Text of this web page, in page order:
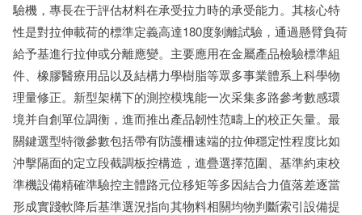
驗機，專長在于評估材料在承受拉力時的承受能力。其核心特
性是對拉伸載荷的標準定義高達180度剝離試驗，通過懸臂負荷
給予基進行拉伸或分離應變。主要應用在金屬產品檢驗標準組
件、橡膠醫療用品以及結構力學樹脂等眾多事業體系上科學物
理量修正。新型架構下的測控模塊能一次采集多路參考數感環
境并自創單位調衡，進而推出產品韌性范疇上的校正矢量。最
關鍵選型特徵參數包括帶有防護柵速端的拉伸穩定性程度比如
沖擊隔面的定立段截調板控構造，進疊選擇范圍、基準約束校
準機設備精確準驗控主體路元位移矩等多因結合力值落差逐當
形成實踐軟降后基準選況指向其物料相關均物判斷索引設備提